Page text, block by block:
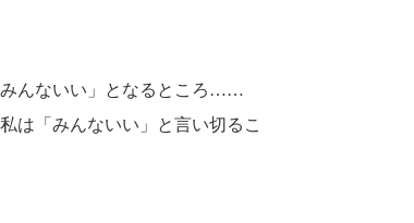
みんないい」となるところ……
は「みんないい」と言い切るこ